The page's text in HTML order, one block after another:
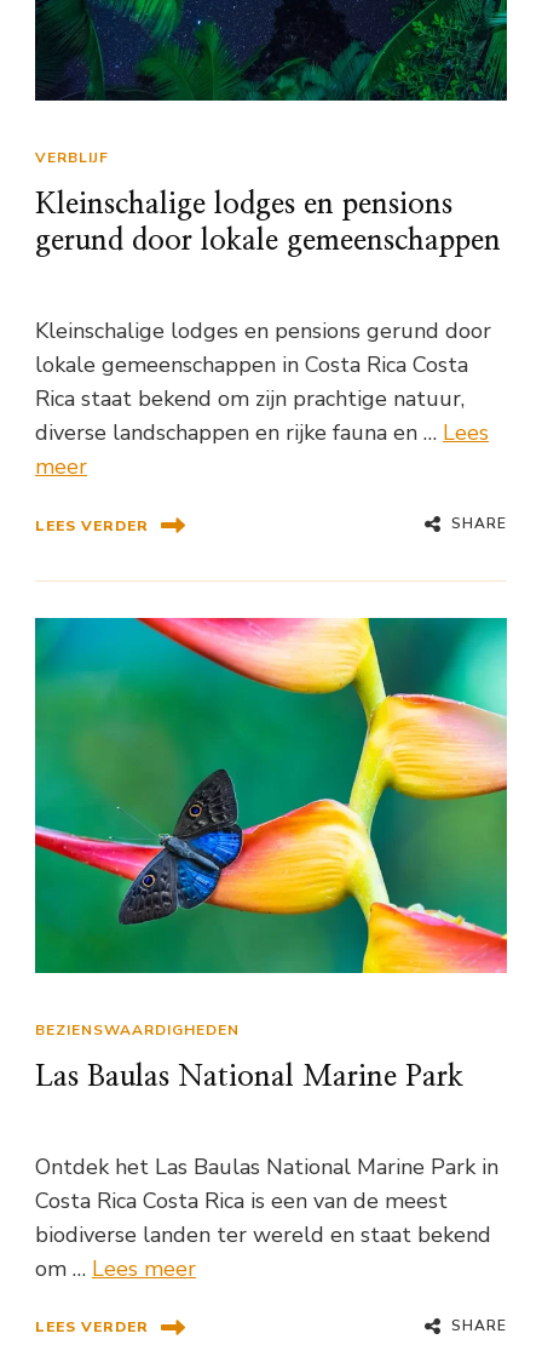
VERBLIJF
Kleinschalige lodges en pensions
gerund door lokale gemeenschappen
Kleinschalige lodges en pensions gerund door
lokale gemeenschappen in Costa Rica Costa
Rica staat bekend om zijn prachtige natuur,
diverse landschappen en rijke fauna en … Lees
meer
LEES VERDER SHARE
BEZIENSWAARDIGHEDEN
Las Baulas National Marine Park
Ontdek het Las Baulas National Marine Park in
Costa Rica Costa Rica is een van de meest
biodiverse landen ter wereld en staat bekend
om … Lees meer
LEES VERDER SHARE